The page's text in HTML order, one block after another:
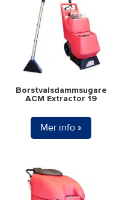
Borstvalsdammsugare
ACM Extractor 19
Mer info »